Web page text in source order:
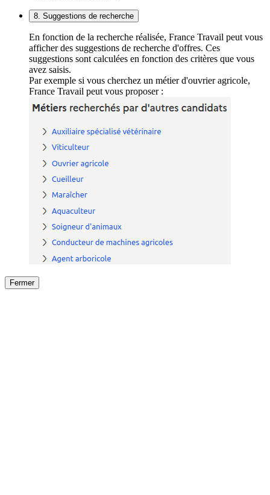
8. Suggestions de recherche
En fonction de la recherche réalisée, France Travail peut vous
afficher des suggestions de recherche d'offres. Ces
suggestions sont calculées en fonction des critères que vous
avez saisis.
Par exemple si vous cherchez un métier d'ouvrier agricole,
France Travail peut vous proposer :
Fermer